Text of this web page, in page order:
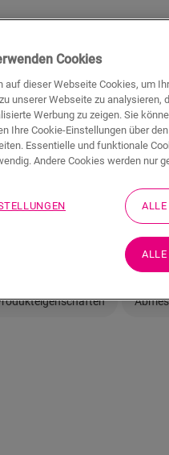
Cookies
auf dieser Webseite Cookies, um
unserer Webseite zu
Werbung zu zeigen. Sie
Ihre Cookie-Einstellungen über
Essentielle und funktionale
Andere Cookies werden nur
ALLE